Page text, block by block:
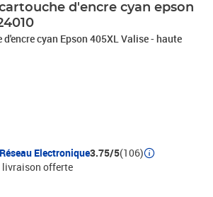
d'encre cyan epson
cyan Epson 405XL Valise - haute
Réseau Electronique3.75/5(106)
livraison offerte